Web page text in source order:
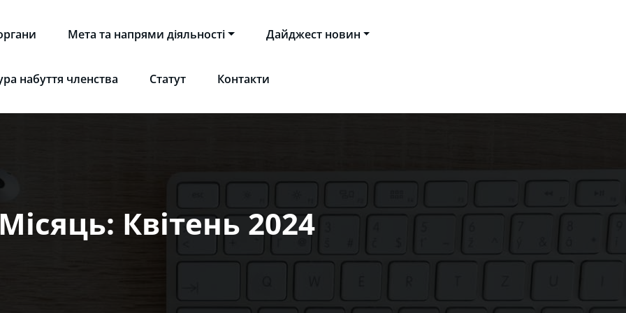
Мета та напрями діяльності Дайджест новин
набуття членства Статут Контакти
Місяць: Квітень 2024